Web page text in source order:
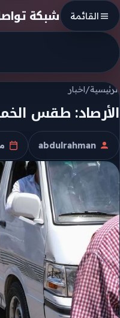
Skip to contentشبكة القائمة
الرئيسية/اخبار
الأرصاد: طقس
الكاتب
abdulrahman